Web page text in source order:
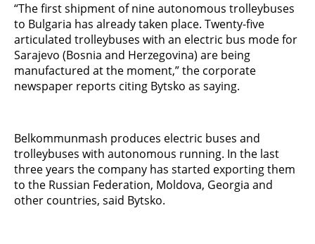
“The first shipment of nine autonomous trolleybuses
to Bulgaria has already taken place. Twenty-five
articulated trolleybuses with an electric bus mode for
Sarajevo (Bosnia and Herzegovina) are being
manufactured at the moment,” the corporate
newspaper reports citing Bytsko as saying.
Belkommunmash produces electric buses and
trolleybuses with autonomous running. In the last
three years the company has started exporting them
to the Russian Federation, Moldova, Georgia and
other countries, said Bytsko.